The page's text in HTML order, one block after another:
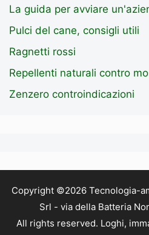
La guida per avviare
Pulci del cane, consigli utili
Ragnetti rossi
Repellenti naturali contro
Zenzero controindicazioni
Copyright ©2026 Tecnologia-
Srl - via della Batteria
All rights reserved. Loghi,